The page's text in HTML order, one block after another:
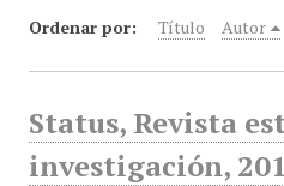
Ordenar por: Título Autor
Status, Revista
investigación,